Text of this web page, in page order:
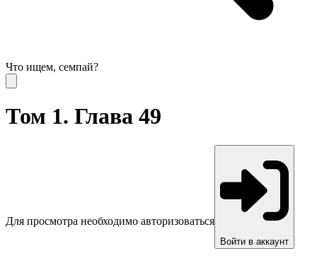
Что ищем, семпай?
Том 1. Глава 49
Для просмотра необходимо авторизоваться
Войти в аккаунт